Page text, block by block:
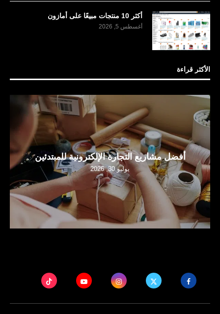
أكثر 10 منتجات مبيعًا على أمازون
أغسطس 5, 2026
الأكثر قراءة
أفضل مشاريع التجارة الإلكترونية للمبتدئين
يوليو 30, 2026